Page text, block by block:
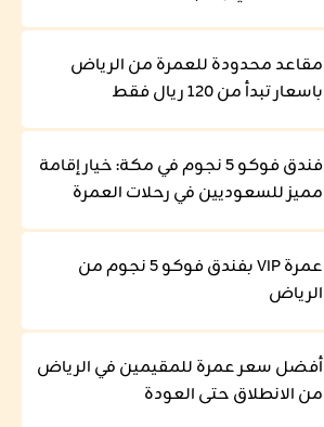
مقاعد محدودة للعمرة من الرياض
باسعار تبدأ من 120 ريال فقط
فندق فوكو 5 نجوم في مكة: خيار إقامة
مميز للسعوديين في رحلات العمرة
عمرة VIP بفندق فوكو 5 نجوم من
الرياض
أفضل سعر عمرة للمقيمين في الرياض
من الانطلاق حتى العودة